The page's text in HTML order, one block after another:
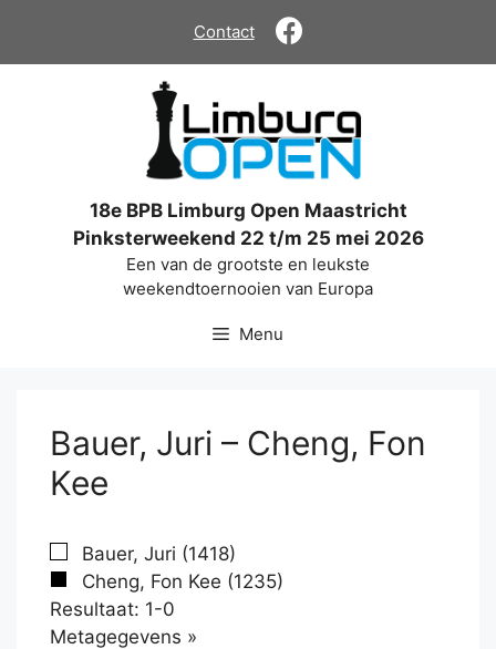
de
Contact
18e BPB Limburg Open Maastricht
Pinksterweekend 22 t/m 25 mei 2026
Een van de grootste en leukste
weekendtoernooien van Europa
Menu
Bauer, Juri – Cheng, Fon
Kee
Bauer, Juri (1418)
Cheng, Fon Kee (1235)
Resultaat: 1-0
Metagegevens »